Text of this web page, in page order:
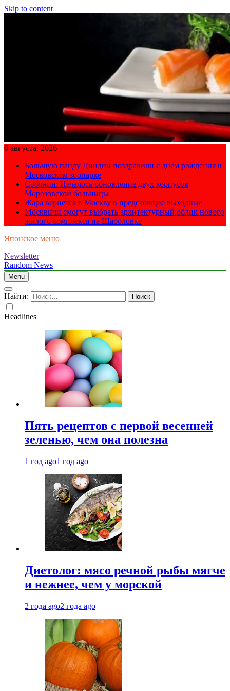
Skip to content
6 августа, 2026
Большую панду Диндин поздравили с днем рождения в
Московском зоопарке
Собянин: Началось обновление двух корпусов
Морозовской больницы
Жара вернется в Москву в предстоящие выходные
Москвичи смогут выбрать архитектурный облик нового
жилого комплекса на Шаболовке
Японское меню
Newsletter
Random News
Menu
Найти:
Headlines
Пять рецептов с первой весенней
зеленью, чем она полезна
1 год ago1 год ago
Диетолог: мясо речной рыбы мягче
и нежнее, чем у морской
2 года ago2 года ago